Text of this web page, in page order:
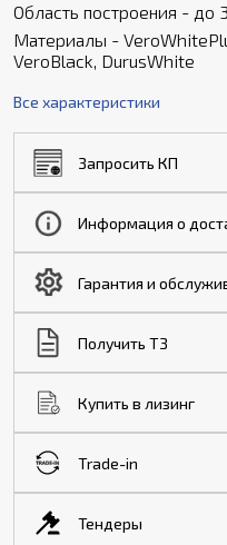
Область построения - до
Материалы -
VeroBlack, DurusWhite
Все характеристики
Запросить КП
Информация о
Гарантия и
Получить ТЗ
Купить в лизинг
Trade-in
Тендеры